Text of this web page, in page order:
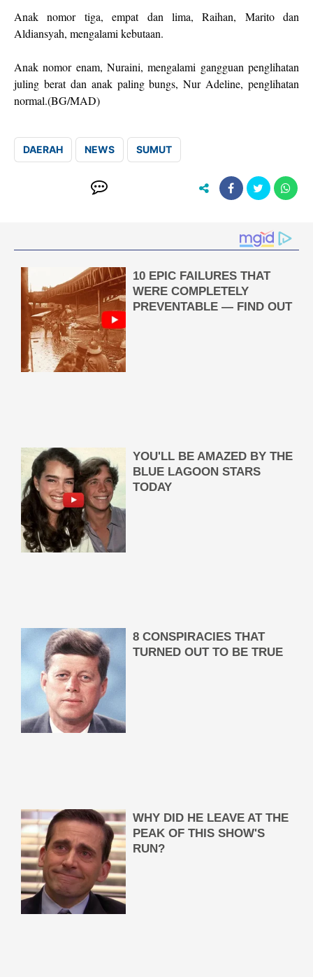
Anak nomor tiga, empat dan lima, Raihan, Marito dan
Aldiansyah, mengalami kebutaan.
Anak nomor enam, Nuraini, mengalami gangguan penglihatan
juling berat dan anak paling bungs, Nur Adeline, penglihatan
normal.(BG/MAD)
DAERAH NEWS SUMUT